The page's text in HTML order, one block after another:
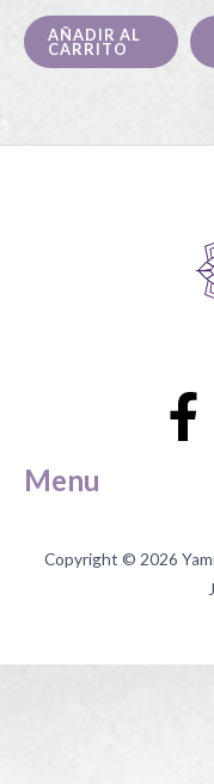
AÑADIR AL
CARRITO
Menu
Copyright © 2026